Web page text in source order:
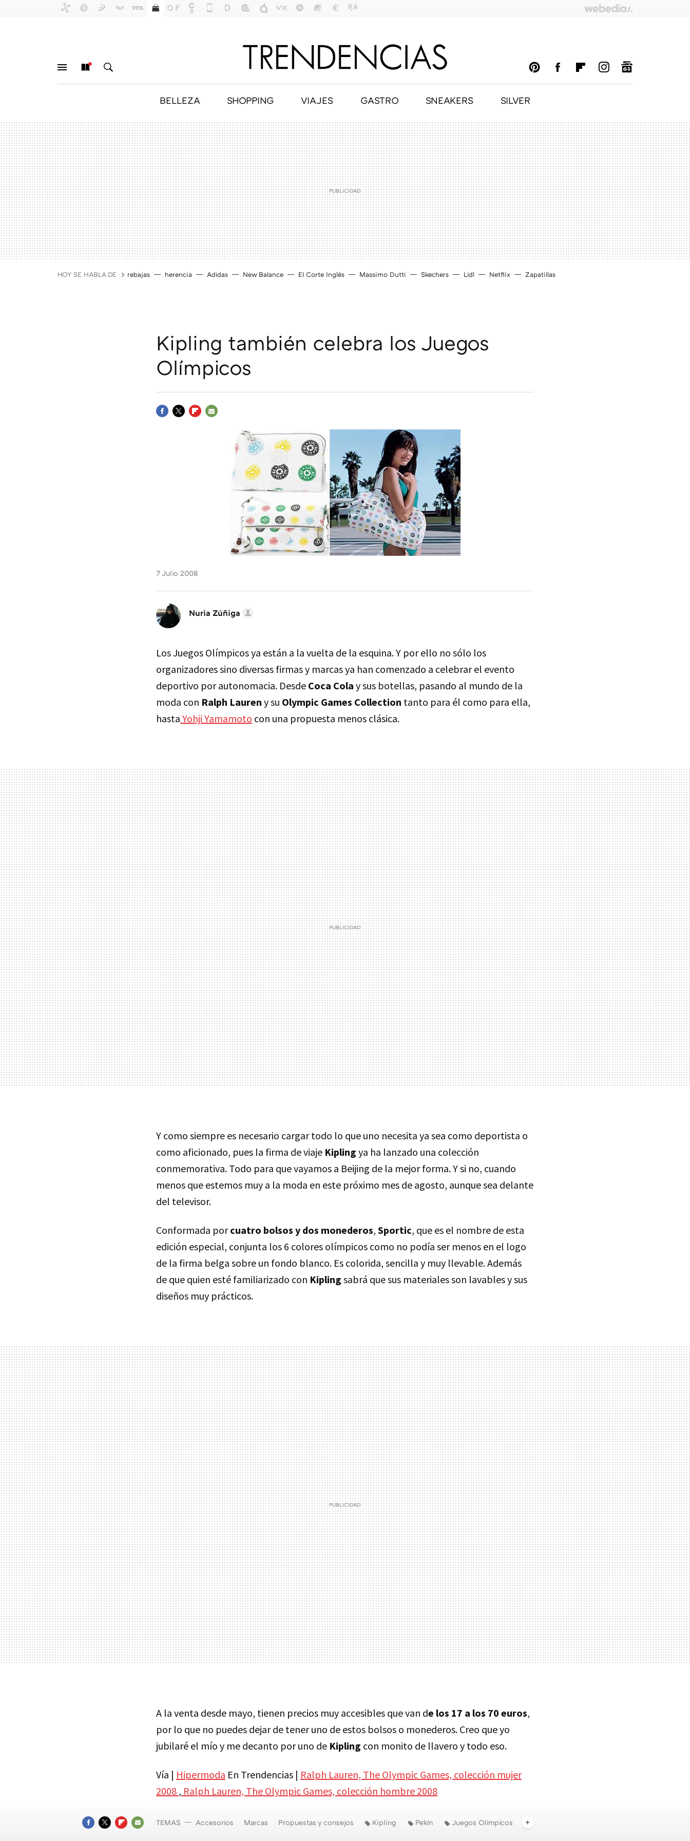
BELLEZA SHOPPING VIAJES GASTRO SNEAKERS SILVER
HOY SE HABLA DE rebajas herencia Adidas New Balance El Corte Inglés Massimo Dutti Skechers Lidl Netflix Zapatillas
Kipling también celebra los Juegos
Olímpicos
7 Julio 2008
Nuria Zúñiga
Los Juegos Olímpicos ya están a la vuelta de la esquina. Y por ello no sólo los
organizadores sino diversas firmas y marcas ya han comenzado a celebrar el evento
deportivo por autonomacia. Desde Coca Cola y sus botellas, pasando al mundo de la
moda con Ralph Lauren y su Olympic Games Collection tanto para él como para ella,
hasta Yohji Yamamoto con una propuesta menos clásica.
Y como siempre es necesario cargar todo lo que uno necesita ya sea como deportista o
como aficionado, pues la firma de viaje Kipling ya ha lanzado una colección
conmemorativa. Todo para que vayamos a Beijing de la mejor forma. Y si no, cuando
menos que estemos muy a la moda en este próximo mes de agosto, aunque sea delante
del televisor.
Conformada porcuatro bolsos y dos monederos, Sportic, que es el nombre de esta
edición especial, conjunta los 6 colores olímpicos como no podía ser menos en el logo
de la firma belga sobre un fondo blanco. Es colorida, sencilla y muy llevable. Además
de que quien esté familiarizado con Kipling sabrá que sus materiales son lavables y sus
diseños muy prácticos.
A la venta desde mayo, tienen precios muy accesibles que van de los 17 a los 70 euros,
por lo que no puedes dejar de tener uno de estos bolsos o monederos. Creo que yo
jubilaré el mío y me decanto por uno de Kipling con monito de llavero y todo eso.
Vía | Hipermoda En Trendencias | Ralph Lauren, The Olympic Games, colección mujer
2008 , Ralph Lauren, The Olympic Games, colección hombre 2008
TEMAS Accesorios Marcas Propuestas y consejos Kipling Pekín Juegos Olímpicos